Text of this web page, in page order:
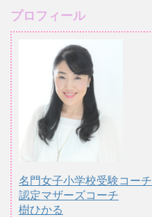
プロフィール
名門女子小学校受験コーチ
認定マザーズコーチ
樹ひかる